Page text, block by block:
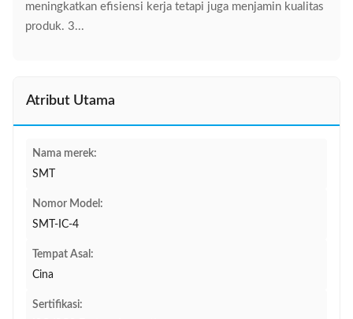
meningkatkan efisiensi kerja tetapi juga menjamin kualitas
produk. 3...
Atribut Utama
Nama merek:
SMT
Nomor Model:
SMT-IC-4
Tempat Asal:
Cina
Sertifikasi: